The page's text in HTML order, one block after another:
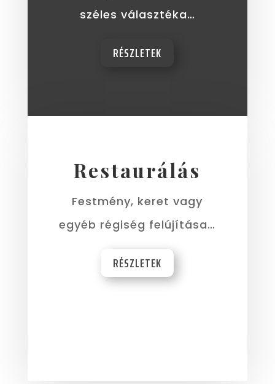
széles választéka…
RÉSZLETEK
Restaurálás
Festmény, keret vagy
egyéb régiség felújítása…
RÉSZLETEK